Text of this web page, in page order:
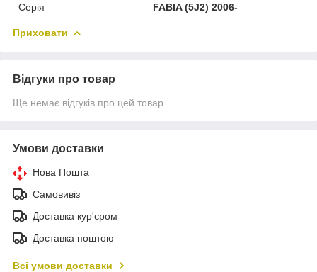
Серія
FABIA (5J2) 2006-
Приховати
Відгуки про товар
Ще немає відгуків про цей товар
Умови доставки
Нова Пошта
Самовивіз
Доставка кур'єром
Доставка поштою
Всі умови доставки